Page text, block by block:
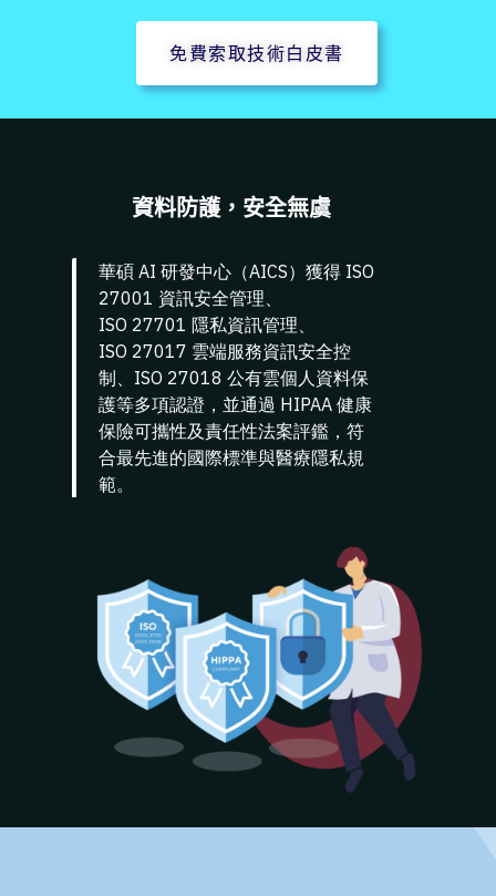
免費索取技術白皮書
資料防護，安全無虞
華碩AI 研發中心（AICS）獲得ISO
27001 資訊安全管理、
ISO 27701 隱私資訊管理、
ISO 27017 雲端服務資訊安全控
制、ISO 27018 公有雲個人資料保
護等多項認證 ，並通過 HIPAA 健康
保險可攜性及責任性法案評鑑，符
合最先進的國際標準與醫療隱私規
範。